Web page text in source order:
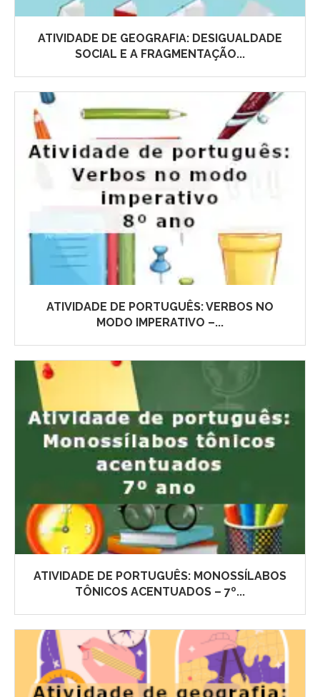
ATIVIDADE DE GEOGRAFIA: DESIGUALDADE
SOCIAL E A FRAGMENTAÇÃO...
ATIVIDADE DE PORTUGUÊS: VERBOS NO
MODO IMPERATIVO –...
ATIVIDADE DE PORTUGUÊS: MONOSSÍLABOS
TÔNICOS ACENTUADOS – 7º...